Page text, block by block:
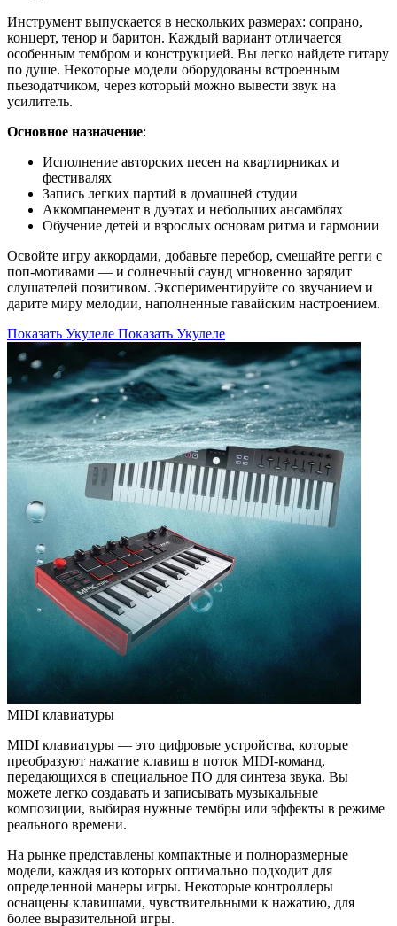
Инструмент выпускается в нескольких размерах: сопрано,
концерт, тенор и баритон. Каждый вариант отличается
особенным тембром и конструкцией. Вы легко найдете гитару
по душе. Некоторые модели оборудованы встроенным
пьезодатчиком, через который можно вывести звук на
усилитель.
Основное назначение:
Исполнение авторских песен на квартирниках и
фестивалях
Запись легких партий в домашней студии
Аккомпанемент в дуэтах и небольших ансамблях
Обучение детей и взрослых основам ритма и гармонии
Освойте игру аккордами, добавьте перебор, смешайте регги с
поп-мотивами — и солнечный саунд мгновенно зарядит
слушателей позитивом. Экспериментируйте со звучанием и
дарите миру мелодии, наполненные гавайским настроением.
Показать Укулеле Показать Укулеле
MIDI клавиатуры
MIDI клавиатуры — это цифровые устройства, которые
преобразуют нажатие клавиш в поток MIDI-команд,
передающихся в специальное ПО для синтеза звука. Вы
можете легко создавать и записывать музыкальные
композиции, выбирая нужные тембры или эффекты в режиме
реального времени.
На рынке представлены компактные и полноразмерные
модели, каждая из которых оптимально подходит для
определенной манеры игры. Некоторые контроллеры
оснащены клавишами, чувствительными к нажатию, для
более выразительной игры.